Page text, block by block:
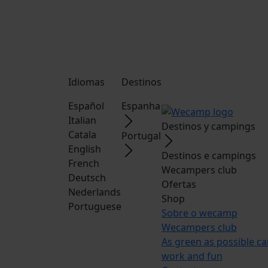
Idiomas
Español
Italian
Catala
English
French
Deutsch
Nederlands
Portuguese
Destinos
Espanha
Portugal
Destinos y campings
Destinos e campings
Wecampers club
Ofertas
Shop
Sobre o wecamp
Wecampers club
As green as possible
work and fun